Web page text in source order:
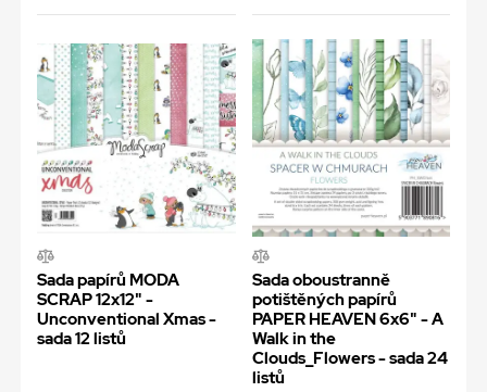
Sada papírů MODA
SCRAP 12x12" -
Unconventional Xmas -
sada 12 listů
Sada oboustranně
potištěných papírů
PAPER HEAVEN 6x6" - A
Walk in the
Clouds_Flowers - sada 24
listů